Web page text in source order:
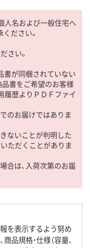
人名および一般住宅へ
ださい。
さい。
書が同梱されていない
書をご希望のお客様
履歴よりＰＤＦファイ
のお届けではありま
ないことが判明した
ただくことがありま
合は、入荷次第のお届
を表示するよう努め
品規格・仕様（容量、